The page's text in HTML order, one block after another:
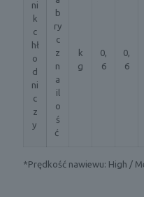
ni
k
c
hł
o
d
ni
c
z
y
b
ry
c
z
n
a
il
o
ś
ć
k
g
0,
6
0,
6
*Prędkość nawiewu: High /